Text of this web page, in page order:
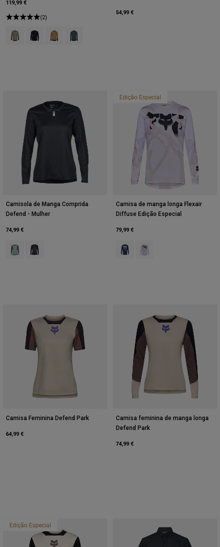
119,99 €
(2)
Product swatch type of Adobe Red.
Product swatch type of Preto.
Product swatch type of Açúcar mascavado.
Product swatch type of Azul Cobalto Profundo.
54,99 €
Camisola de Manga Comprida
Defend - Mulher
74,99 €
Product swatch type of Arctic Blue.
Product swatch type of Preto.
Edição Especial
Camisa de manga longa Flexair
Diffuse Edição Especial
79,99 €
Product swatch type of Mirtilo.
Product swatch type of
Camisa Feminina Defend Park
64,99 €
Camisa feminina de manga longa
Defend Park
74,99 €
Edição Especial